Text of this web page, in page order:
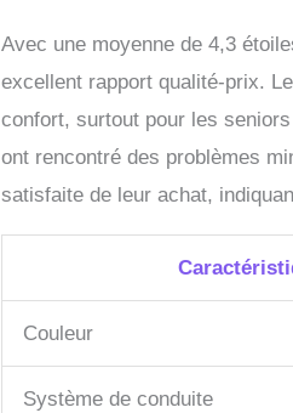
Avec une moyenne de 4,3
excellent rapport qualité-prix.
confort, surtout pour les
ont rencontré des problèmes
satisfaite de leur achat,
Couleur
Système de conduite